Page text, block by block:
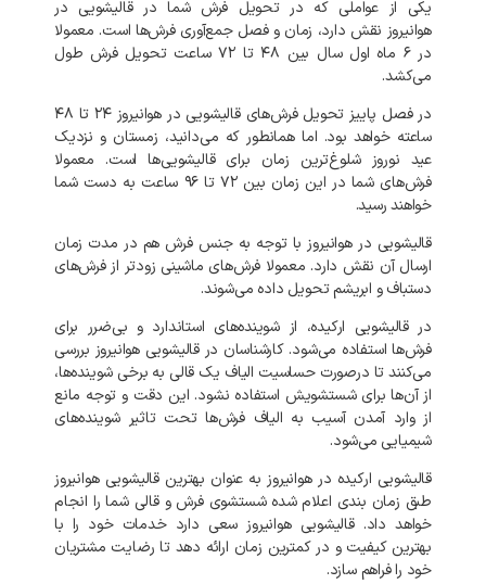
یکی از عواملی که در تحویل فرش شما درقالیشویی در
هوانیروز نقش دارد، زمان و فصل جمع‌آوری فرش‌ها است. معمولا
در ۶ ماه اول سال بین ۴۸ تا ۷۲ ساعت تحویل فرش طول
می‌کشد.
در فصل پاییز تحویل فرش‌های قالیشویی در هوانیروز ۲۴ تا ۴۸
ساعته خواهد بود. اما همانطور که می‌دانید، زمستان و نزدیک
عید نوروز شلوغ‌ترین زمان برای قالیشویی‌ها است. معمولا
فرش‌های شما در این زمان بین ۷۲ تا ۹۶ ساعت به دست شما
خواهند رسید.
قالیشویی در هوانیروز با توجه به جنس فرش هم در مدت زمان
ارسال آن نقش دارد. معمولا فرش‌های ماشینی زودتر از فرش‌های
دستباف و ابریشم تحویل داده می‌شوند.
در قالیشویی ارکیده، از شوینده‌های استاندارد و بی‌ضرر برای
فرش‌ها استفاده می‌شود. کارشناسان در قالیشویی هوانیروز بررسی
می‌کنند تا درصورت حساسیت الیاف یک قالی به برخی شوینده‌ها،
از آن‌ها برای شستشویش استفاده نشود. این دقت و توجه مانع
از وارد آمدن آسیب به الیاف فرش‌ها تحت تاثیر شوینده‌های
شیمیایی می‌شود.
قالیشویی ارکیده در هوانیروز به عنوان بهترین قالیشویی هوانیروز
طبق زمان بندی اعلام شده شستشوی فرش و قالی شما را انجام
خواهد داد. قالیشویی هوانیروز سعی دارد خدمات خود را با
بهترین کیفیت و در کمترین زمان ارائه دهد تا رضایت مشتریان
خود را فراهم سازد.